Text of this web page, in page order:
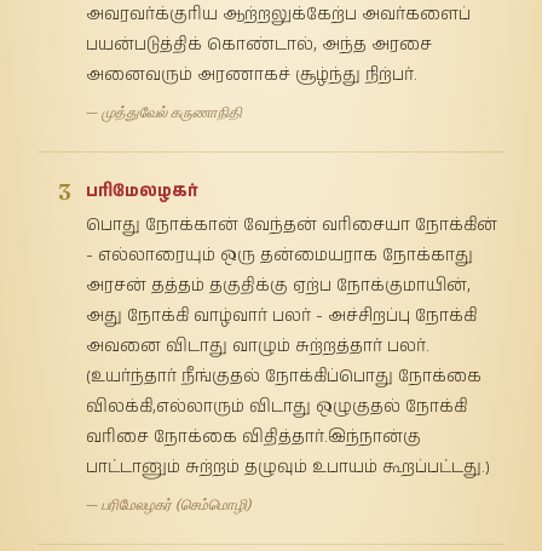
அவரவர்க்குரிய ஆற்றலுக்கேற்ப அவர்களைப்
பயன்படுத்திக் கொண்டால், அந்த அரசை
அனைவரும் அரணாகச் சூழ்ந்து நிற்பர்.
— முத்துவேல் கருணாநிதி
3
பரிமேலழகர்
பொது நோக்கான் வேந்தன் வரிசையா நோக்கின்
- எல்லாரையும் ஒரு தன்மையராக நோக்காது
அரசன் தத்தம் தகுதிக்கு ஏற்ப நோக்குமாயின்,
அது நோக்கி வாழ்வார் பலர் - அச்சிறப்பு நோக்கி
அவனை விடாது வாழும் சுற்றத்தார் பலர்.
(உயர்ந்தார் நீங்குதல் நோக்கிப்பொது நோக்கை
விலக்கி,எல்லாரும் விடாது ஒழுகுதல் நோக்கி
வரிசை நோக்கை விதித்தார்.இந்நான்கு
பாட்டானும் சுற்றம் தழுவும் உபாயம் கூறப்பட்டது.)
— பரிமேலழகர் (செம்மொழி)